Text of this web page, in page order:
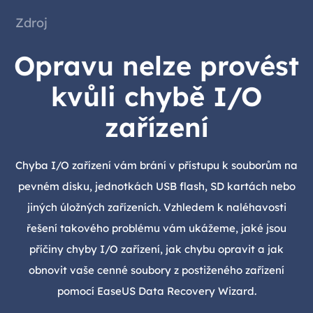
Zdroj
Opravu nelze provést
kvůli chybě I/O
zařízení
Chyba I/O zařízení vám brání v přístupu k souborům na
pevném disku, jednotkách USB flash, SD kartách nebo
jiných úložných zařízeních. Vzhledem k naléhavosti
řešení takového problému vám ukážeme, jaké jsou
příčiny chyby I/O zařízení, jak chybu opravit a jak
obnovit vaše cenné soubory z postiženého zařízení
pomocí EaseUS Data Recovery Wizard.